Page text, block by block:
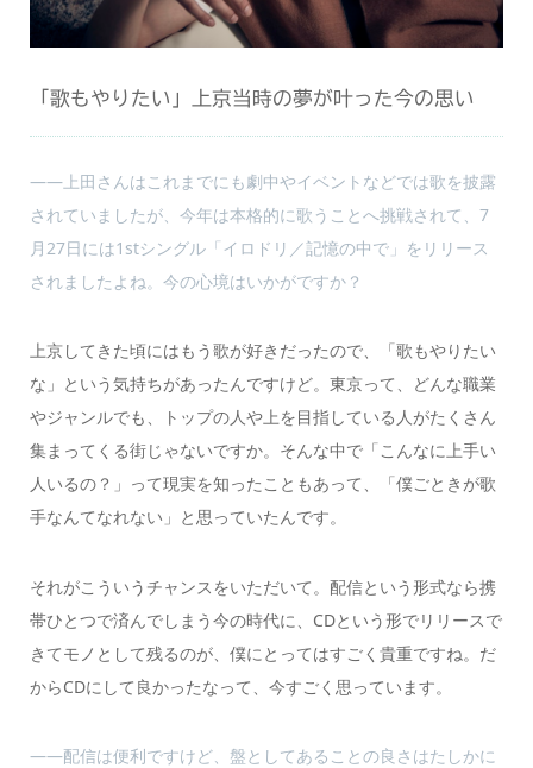
「歌もやりたい」上京当時の夢が叶った今の思い
――上田さんはこれまでにも劇中やイベントなどでは歌を披露
されていましたが、今年は本格的に歌うことへ挑戦されて、7
月27日には1stシングル「イロドリ／記憶の中で」をリリース
されましたよね。今の心境はいかがですか？
上京してきた頃にはもう歌が好きだったので、「歌もやりたい
な」という気持ちがあったんですけど。東京って、どんな職業
やジャンルでも、トップの人や上を目指している人がたくさん
集まってくる街じゃないですか。そんな中で「こんなに上手い
人いるの？」って現実を知ったこともあって、「僕ごときが歌
手なんてなれない」と思っていたんです。
それがこういうチャンスをいただいて。配信という形式なら携
帯ひとつで済んでしまう今の時代に、CDという形でリリースで
きてモノとして残るのが、僕にとってはすごく貴重ですね。だ
からCDにして良かったなって、今すごく思っています。
――配信は便利ですけど、盤としてあることの良さはたしかに